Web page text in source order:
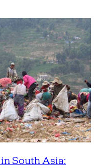
South Asia: